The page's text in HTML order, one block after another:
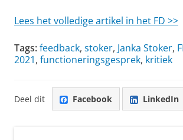
Lees het volledige artikel in het FD >>
Tags:feedback, stoker, Janka Stoker,
2021, functioneringsgesprek, kritiek
Deel dit Facebook LinkedIn